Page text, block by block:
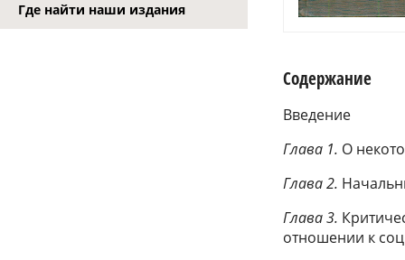
Где найти наши издания
Содержание
Введение
Глава 1. О
Глава 2.
Глава 3.
отношении к